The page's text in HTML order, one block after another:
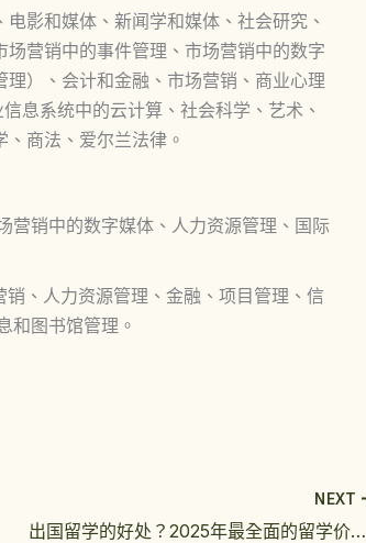
影和媒体、新闻学和媒体、社会研究、
营销中的事件管理、市场营销中的数字
）、会计和金融、市场营销、商业心理
息系统中的云计算、社会科学、艺术、
商法、爱尔兰法律。
营销中的数字媒体、人力资源管理、国际
、人力资源管理、金融、项目管理、信
和图书馆管理。
NEXT
出国留学的好处？2025年最全面的留学价值深度解析